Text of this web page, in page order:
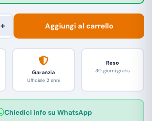
+ Aggiungi al carrello
Garanzia
Ufficiale 2 anni
Reso
30 giorni gratis
Chiedici info su WhatsApp